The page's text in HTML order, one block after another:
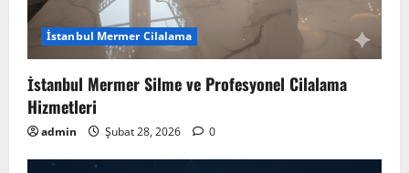
İstanbul Mermer Cilalama
İstanbul Mermer Silme ve Profesyonel Cilalama
Hizmetleri
admin Şubat 28, 2026 0